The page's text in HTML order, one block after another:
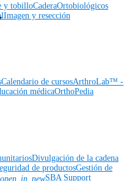
y tobilloCaderaOrtobiológicos
Imagen y resección
Calendario de cursosArthroLab™ -
médicaOrthoPedia
Divulgación de la cadena
de productosGestión de
open_in_newSBA Support